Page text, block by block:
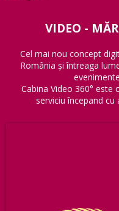
VIDEO -
Cel mai nou concept
România și întreaga
Cabina Video 360° este
serviciu începand cu